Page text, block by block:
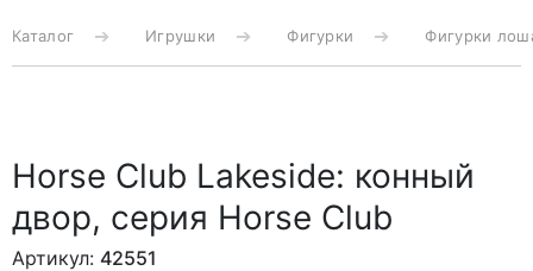
Каталог Игрушки Фигурки Фигурки
Horse Club Lakeside: конный
двор, серия Horse Club
Артикул: 42551